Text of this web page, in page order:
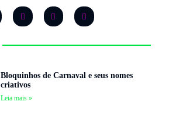
Bloquinhos de Carnaval e seus nomes
criativos
Leia mais »